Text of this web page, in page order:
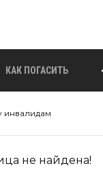
КАК ПОГАСИТЬ
инвалидам
не найдена!